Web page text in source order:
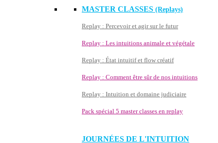
MASTER CLASSES (Replays)
Replay : Percevoir et agir sur le futur
Replay : Les intuitions animale et végétale
Replay : État intuitif et flow créatif
Replay : Comment être sûr de nos intuitions
Replay : Intuition et domaine judiciaire
Pack spécial 5 master classes en replay
JOURNÉES DE L'INTUITION